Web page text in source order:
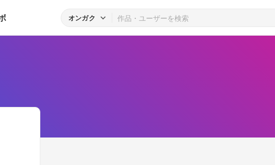
オンガク